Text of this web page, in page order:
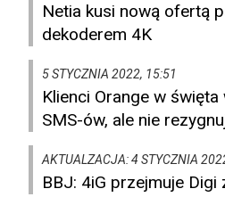
Netia kusi nową ofertą
dekoderem 4K
5 STYCZNIA 2022, 15:51
Klienci Orange w święta
SMS-ów, ale nie
AKTUALZACJA: 4 STYCZNIA
BBJ: 4iG przejmuje Digi